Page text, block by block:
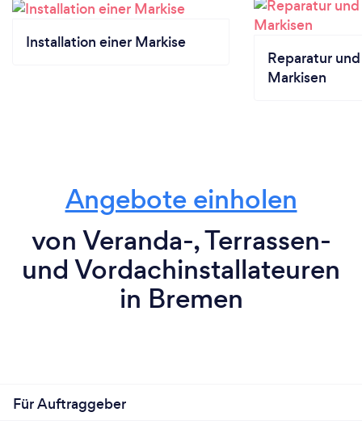
Installation einer Markise
Reparatur
Markisen
Angebote einholen
von Veranda-, Terrassen-
und Vordachinstallateuren
in Bremen
Für Auftraggeber